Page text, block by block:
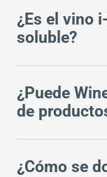
¿Es el vino
soluble?
¿Puede
de
¿Cómo se